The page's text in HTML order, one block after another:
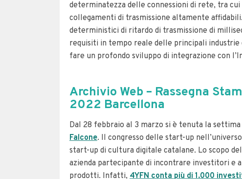
determinatezza delle connessioni di rete, tra
collegamenti di trasmissione altamente
deterministici di ritardo di trasmissione di
requisiti in tempo reale delle principali
fare un profondo sviluppo di integrazione con
Archivio Web – Rassegna
2022 Barcellona
Dal 28 febbraio al 3 marzo si è tenuta la
Falcone. Il congresso delle start-up
start-up di cultura digitale catalane. Lo scopo
azienda partecipante di incontrare investitori
prodotti. Infatti, 4YFN conta più di 1.000